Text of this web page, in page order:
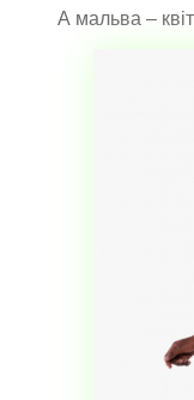
А мальва –